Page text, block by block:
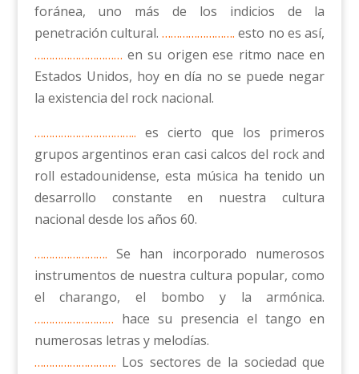
foránea, uno más de los indicios de la
penetración cultural.……………………. esto no es así,
………………………… en su origen ese ritmo nace en
Estados Unidos, hoy en día no se puede negar
la existencia del rock nacional.
…………………………….. es cierto que los primeros
grupos argentinos eran casi calcos del rock and
roll estadounidense, esta música ha tenido un
desarrollo constante en nuestra cultura
nacional desde los años 60.
……………………. Se han incorporado numerosos
instrumentos de nuestra cultura popular, como
el charango, el bombo y la armónica.
……………………… hace su presencia el tango en
numerosas letras y melodías.
………………………. Los sectores de la sociedad que